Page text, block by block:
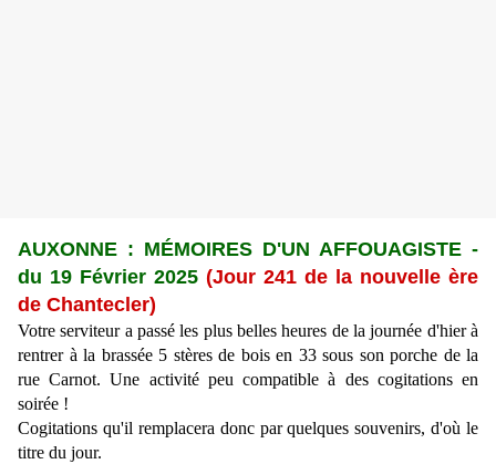
AUXONNE : MÉMOIRES D'UN AFFOUAGISTE -
du 19 Février 2025 (Jour 241 de la nouvelle ère
de Chantecler)
Votre serviteur a passé les plus belles heures de la journée d'hier à
rentrer à la brassée 5 stères de bois en 33 sous son porche de la
rue Carnot. Une activité peu compatible à des cogitations en
soirée !
Cogitations qu'il remplacera donc par quelques souvenirs, d'où le
titre du jour.